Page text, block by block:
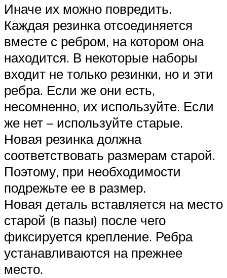
Иначе их можно повредить.
Каждая резинка отсоединяется
вместе с ребром, на котором она
находится. В некоторые наборы
входит не только резинки, но и эти
ребра. Если же они есть,
несомненно, их используйте. Если
же нет – используйте старые.
Новая резинка должна
соответствовать размерам старой.
Поэтому, при необходимости
подрежьте ее в размер.
Новая деталь вставляется на место
старой (в пазы) после чего
фиксируется крепление. Ребра
устанавливаются на прежнее
место.